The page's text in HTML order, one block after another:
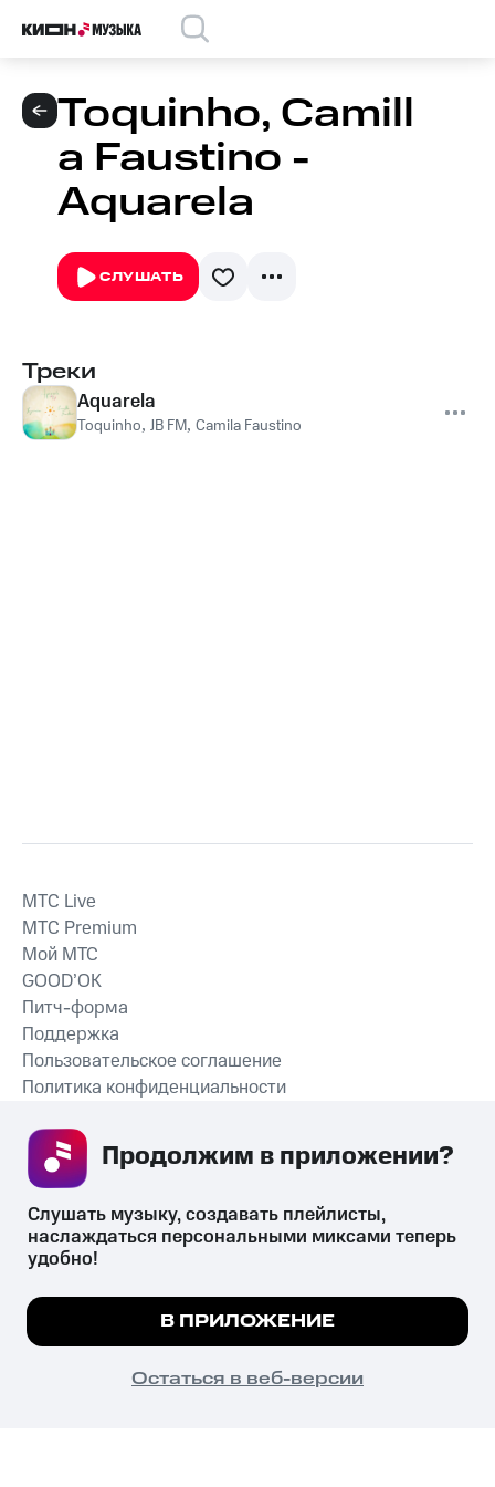
Toquinho, Camill
a Faustino -
Aquarela
СЛУШАТЬ
Треки
Aquarela
Toquinho, JB FM, Camila Faustino
СКАЧАТЬ ПРИЛОЖЕНИЕ
MTС Live
MTС Premium
Мой МТС
GOOD’OK
Питч-форма
Поддержка
Пользовательское соглашение
Политика конфиденциальности
психотропных веществ, их аналогов причиняет вред здоровью,
их незаконный оборот запрещён и влечёт установленную
законодательством ответственность.
© 2026 ООО «КИОН».
Все права защищены
Мы используем куки, чтобы на сайте все
Подробнее
ПОНЯТНО
Слушать музыку, создавать плейлисты,
наслаждаться персональными миксами теперь
удобно!
В ПРИЛОЖЕНИЕ
Остаться в веб-версии